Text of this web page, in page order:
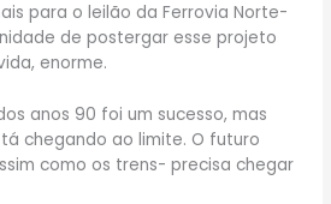
para o leilão da Ferrovia Norte-
de postergar esse projeto
enorme.
anos 90 foi um sucesso, mas
chegando ao limite. O futuro
como os trens- precisa chegar